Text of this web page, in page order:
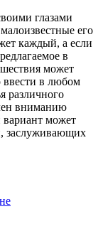
глазами
его
каждый, а если
в
может
ввести в любом
различного
вниманию
может
заслуживающих